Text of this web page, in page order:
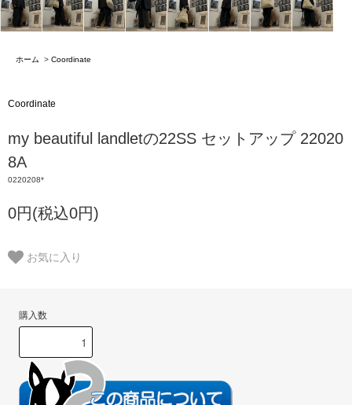
ホーム > Coordinate
Coordinate
my beautiful landletの22SS セットアップ 22020
8A
0220208*
0円(税込0円)
お気に入り
購入数